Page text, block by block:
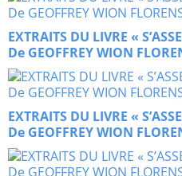
EXTRAITS DU LIVRE «
De GEOFFREY WION
EXTRAITS DU LIVRE «
De GEOFFREY WION